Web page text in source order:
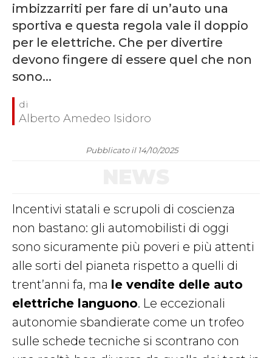
imbizzarriti per fare di un’auto una
sportiva e questa regola vale il doppio
per le elettriche. Che per divertire
devono fingere di essere quel che non
sono...
Alberto Amedeo Isidoro
Pubblicato il 14/10/2025
Incentivi statali e scrupoli di coscienza
non bastano: gli automobilisti di oggi
sono sicuramente più poveri e più attenti
alle sorti del pianeta rispetto a quelli di
trent’anni fa, ma le vendite delle auto
elettriche languono. Le eccezionali
autonomie sbandierate come un trofeo
sulle schede tecniche si scontrano con